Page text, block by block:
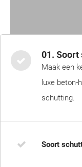
01.
Maak een
luxe
schutting.
Soort